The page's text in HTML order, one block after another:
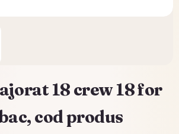
18 crew 18 for
cod produs